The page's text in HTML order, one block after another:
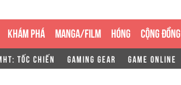
KHÁM PHÁ MANGA/FILM HÓNG CỘNG ĐỒNG
TỐC CHIẾN GAMING GEAR GAME ONLINE